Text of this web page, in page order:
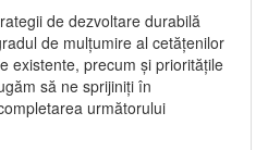
de dezvoltare durabilă
de mulțumire al cetățenilor
existente, precum și prioritățile
să ne sprijiniți în
următorului